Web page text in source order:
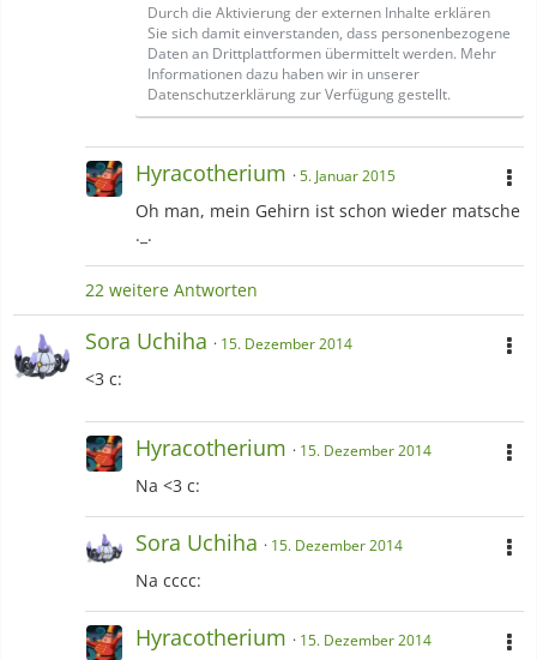
Durch die Aktivierung der externen Inhalte erklären
Sie sich damit einverstanden, dass personenbezogene
Daten an Drittplattformen übermittelt werden. Mehr
Informationen dazu haben wir in unserer
Datenschutzerklärung zur Verfügung gestellt.
Hyracotherium 5. Januar 2015
Oh man, mein Gehirn ist schon wieder matsche
._.
22 weitere Antworten
Sora Uchiha 15. Dezember 2014
<3 c:
Hyracotherium 15. Dezember 2014
Na <3 c:
Sora Uchiha 15. Dezember 2014
Na cccc:
Hyracotherium 15. Dezember 2014